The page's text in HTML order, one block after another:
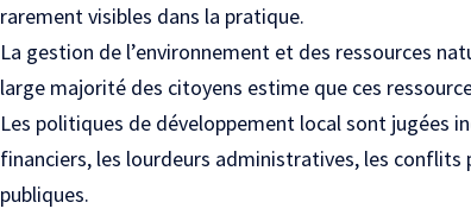
rarement visibles dans la pratique.
La gestion de l’environnement et des ressources
large majorité des citoyens estime que ces
Les politiques de développement local sont jugées
financiers, les lourdeurs administratives, les
publiques.